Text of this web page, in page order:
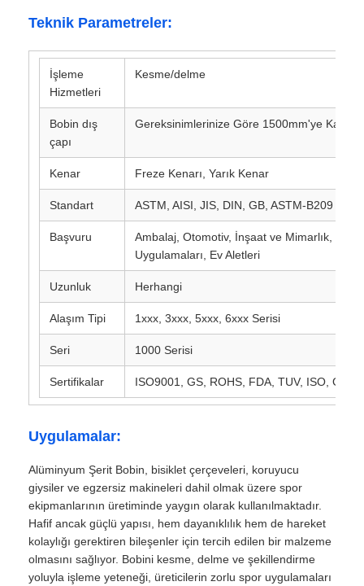
alüminyum daire
Renkli Alüminyum Bobin
alüminyum bobin
Alüminyum Şerit Rulo
Alüminyum Damalı Plaka
kabartmalı alüminyum
laminasyonlu alüminyum folyo
Alüminyum Petek
Ayna alüminyum
Teknik Parametreler:
İşleme
Hizmetleri
Kesme/delme
Bobin dış
çapı
Gereksinimlerinize Göre 1500mm'ye Kadar
Kenar Freze Kenarı, Yarık Kenar
Standart ASTM, AISI, JIS, DIN, GB, ASTM-B209
Başvuru
Ambalaj, Otomotiv, İnşaat ve Mimarlık,
Uygulamaları, Ev Aletleri
Uzunluk Herhangi
Alaşım Tipi 1xxx, 3xxx, 5xxx, 6xxx Serisi
Seri 1000 Serisi
Sertifikalar ISO9001, GS, ROHS, FDA, TUV, ISO, GL,
Uygulamalar:
Alüminyum Şerit Bobin, bisiklet çerçeveleri, koruyucu
giysiler ve egzersiz makineleri dahil olmak üzere spor
ekipmanlarının üretiminde yaygın olarak kullanılmaktadır.
Hafif ancak güçlü yapısı, hem dayanıklılık hem de hareket
kolaylığı gerektiren bileşenler için tercih edilen bir malzeme
olmasını sağlıyor. Bobini kesme, delme ve şekillendirme
yoluyla işleme yeteneği, üreticilerin zorlu spor uygulamaları